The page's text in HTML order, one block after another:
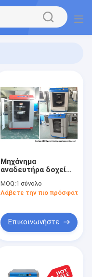
Μηχάνημα
αναδευτήρα δοχείων
50HZ/60HZ
αυτοματοποιημένος
αναμίκτης χρωμάτων
MOQ:1 σύνολο
Λάβετε την πιο πρόσφατη
Επικοινωνήστε